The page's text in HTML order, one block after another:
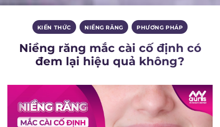
KIẾN THỨC , NIỀNG RĂNG , PHƯƠNG PHÁP
Niềng răng mắc cài cố định có
đem lại hiệu quả không?